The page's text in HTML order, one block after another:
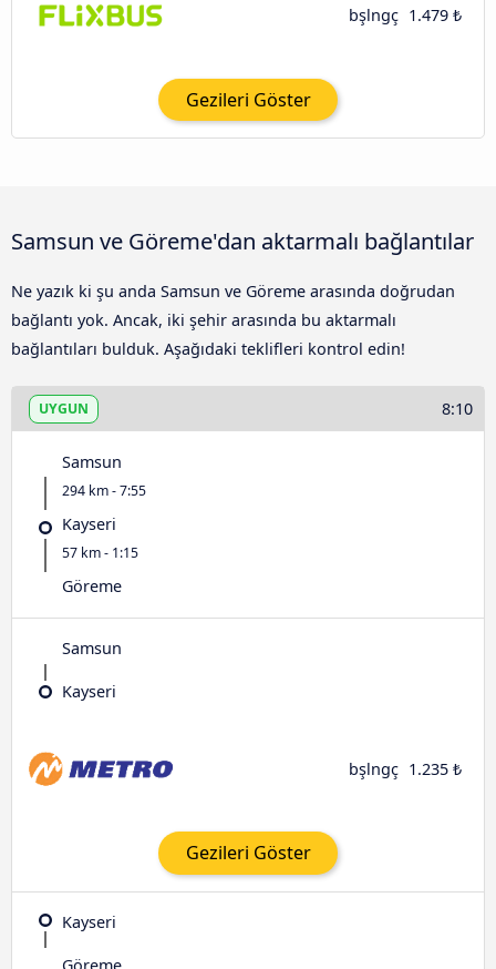
bşlngç 1.479 ₺
Gezileri Göster
Samsun ve Göreme'dan aktarmalı bağlantılar
Ne yazık ki şu anda Samsun ve Göreme arasında doğrudan
bağlantı yok. Ancak, iki şehir arasında bu aktarmalı
bağlantıları bulduk. Aşağıdaki teklifleri kontrol edin!
UYGUN 8:10
Samsun
294 km - 7:55
Kayseri
57 km - 1:15
Göreme
Samsun
Kayseri
bşlngç 1.235 ₺
Gezileri Göster
Kayseri
Göreme